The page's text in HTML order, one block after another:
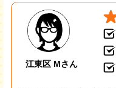
江東区 Mさん